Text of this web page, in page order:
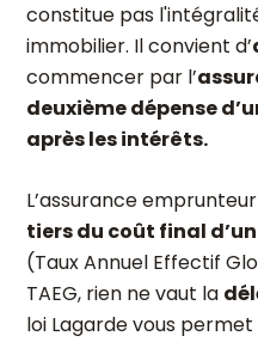
constitue pas
immobilier. Il convient d’
commencer par l’
deuxième dépense
après les intérêts.
L’assurance
tiers du coût final
(Taux Annuel Effectif
TAEG, rien ne vaut la
loi Lagarde vous permet